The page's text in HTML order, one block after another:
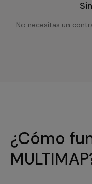
No necesitas un
¿Cómo